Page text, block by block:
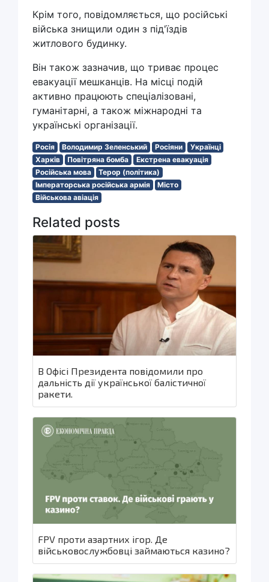
Крім того, повідомляється, що російські
війська знищили один з під'їздів
житлового будинку.
Він також зазначив, що триває процес
евакуації мешканців. На місці подій
активно працюють спеціалізовані,
гуманітарні, а також міжнародні та
українські організації.
Росія Володимир Зеленський Росіяни
Українці
Харків
Повітряна бомба
Екстрена евакуація
Російська мова
Терор (політика)
Імператорська російська армія
Місто
Військова авіація
Related posts
В Офісі Президента повідомили про
дальність дії української балістичної
ракети.
FPV проти азартних ігор. Де
військовослужбовці займаються казино?